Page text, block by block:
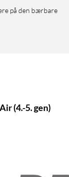
(4.-5. gen)